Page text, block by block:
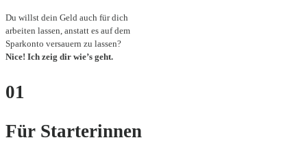
Du willst dein Geld auch für dich
arbeiten lassen, anstatt es auf dem
Sparkonto versauern zu lassen?
Nice! Ich zeig dir wie’s geht.
01
Für Starterinnen